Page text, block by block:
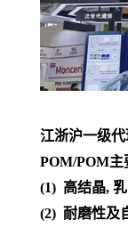
江浙沪一级
POM/POM主
(1) 高结晶,
(2) 耐磨性及